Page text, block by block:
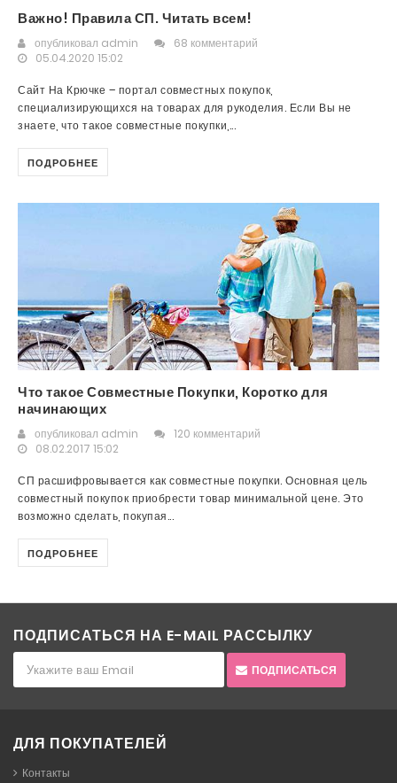
Важно! Правила СП. Читать всем!
опубликовал admin
68 комментарий
05.04.2020 15:02
Сайт На Крючке – портал совместных покупок,
специализирующихся на товарах для рукоделия. Если Вы не
знаете, что такое совместные покупки,...
ПОДРОБНЕЕ
Что такое Совместные Покупки, Коротко для
начинающих
опубликовал admin
120 комментарий
08.02.2017 15:02
СП расшифровывается как совместные покупки. Основная цель
совместный покупок приобрести товар минимальной цене. Это
возможно сделать, покупая...
ПОДРОБНЕЕ
ПОДПИСАТЬСЯ НА E-MAIL РАССЫЛКУ
ПОДПИСАТЬСЯ
ДЛЯ ПОКУПАТЕЛЕЙ
Контакты